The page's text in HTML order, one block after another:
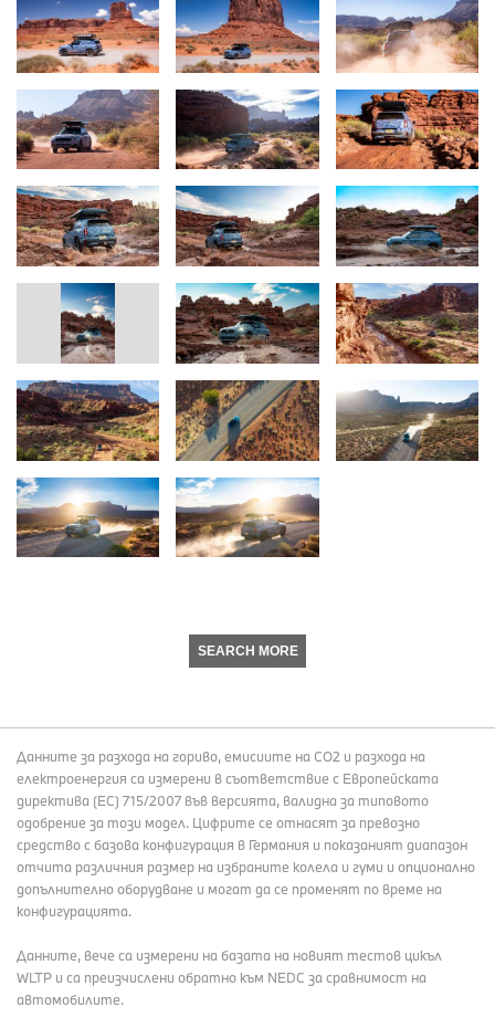
SEARCH MORE
Данните за разхода на гориво, емисиите на СО2 и разхода на
електроенергия са измерени в съответствие с Европейската
директива (EC) 715/2007 във версията, валидна за типовото
одобрение за този модел. Цифрите се отнасят за превозно
средство с базова конфигурация в Германия и показаният диапазон
отчита различния размер на избраните колела и гуми и опционално
допълнително оборудване и могат да се променят по време на
конфигурацията.
Данните, вече са измерени на базата на новият тестов цикъл
WLTP и са преизчислени обратно към NEDC за сравнимост на
автомобилите.